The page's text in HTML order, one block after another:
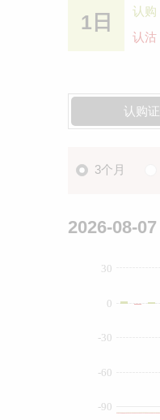
1日 认购
认沽
认购证
3个月
2026-08-07
-90
-60
-30
0
30